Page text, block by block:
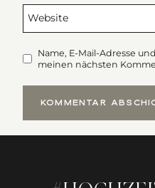
Website
Name, E-Mail-Adresse
meinen nächsten